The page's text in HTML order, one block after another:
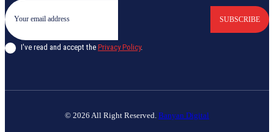
SUBSCRIBE
I've read and accept the Privacy Policy.
© 2026 All Right Reserved. Banyan Digital